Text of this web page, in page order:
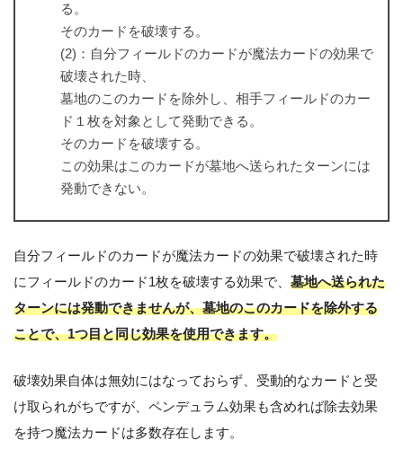
る。
そのカードを破壊する。
(2)：自分フィールドのカードが魔法カードの効果で
破壊された時、
墓地のこのカードを除外し、相手フィールドのカー
ド１枚を対象として発動できる。
そのカードを破壊する。
この効果はこのカードが墓地へ送られたターンには
発動できない。
自分フィールドのカードが魔法カードの効果で破壊された時
にフィールドのカード1枚を破壊する効果で、 墓地へ送られた
ターンには発動できませんが、墓地のこのカードを除外する
ことで、1つ目と同じ効果を使用できます。
破壊効果自体は無効にはなっておらず、受動的なカードと受
け取られがちですが、ペンデュラム効果も含めれば除去効果
を持つ魔法カードは多数存在します。